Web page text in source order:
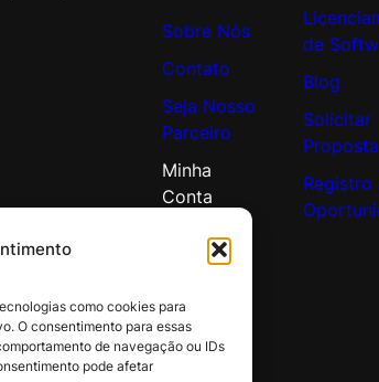
como cookies para
O consentimento para essas
de navegação ou IDs
pode afetar
Sobre Nós
Contato
Seja Nosso
Parceiro
Minha
Conta
de
Blog
Solicitar
Proposta
Registro